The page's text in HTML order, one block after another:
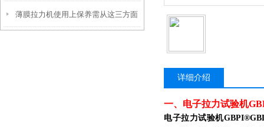
如何操作？
薄膜拉力机使用上保养需从这三方面
详细介绍
一、 电子拉力试验机
电子拉力试验机